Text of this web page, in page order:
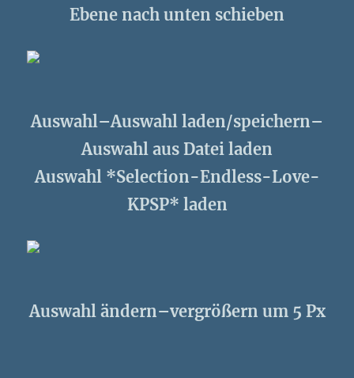
Ebene nach unten schieben
Auswahl–Auswahl laden/speichern–
Auswahl aus Datei laden
Auswahl *Selection-Endless-Love-
KPSP* laden
Auswahl ändern–vergrößern um 5 Px